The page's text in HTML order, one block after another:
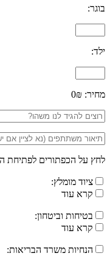
בוגר:
ילד:
מחיר: 0₪
לחץ על הכפתורים לפתיחת
ציוד מומלץ:
קרא עוד
בטיחות וביטחון:
קרא עוד
הנחיות משרד הבריאות: